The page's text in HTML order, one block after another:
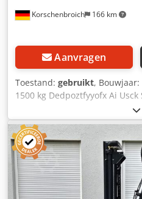
Korschenbroich 166 km
Aanvragen
Toestand: gebruikt, Bouwjaar:
1500 kg Dedpoztfyyofx Ai
00480 Aandrijving: Gas Eigen
breedte: 940 mm
van de uitvoering)
Cilinderinhoud: 1.975 cm³